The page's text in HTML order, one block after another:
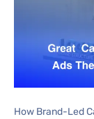
How Brand-Led